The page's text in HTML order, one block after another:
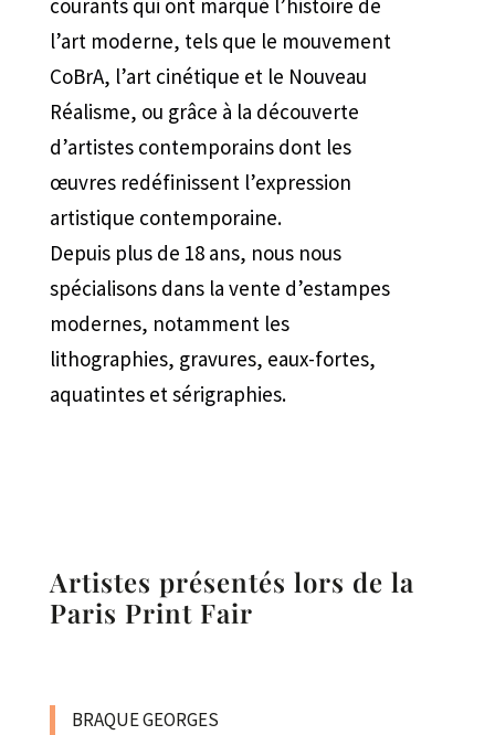
courants qui ont marqué l’histoire de
l’art moderne, tels que le mouvement
CoBrA, l’art cinétique et le Nouveau
Réalisme, ou grâce à la découverte
d’artistes contemporains dont les
œuvres redéfinissent l’expression
artistique contemporaine.
Depuis plus de 18 ans, nous nous
spécialisons dans la vente d’estampes
modernes, notamment les
lithographies, gravures, eaux-fortes,
aquatintes et sérigraphies.
Artistes présentés lors de la
Paris Print Fair
BRAQUE GEORGES